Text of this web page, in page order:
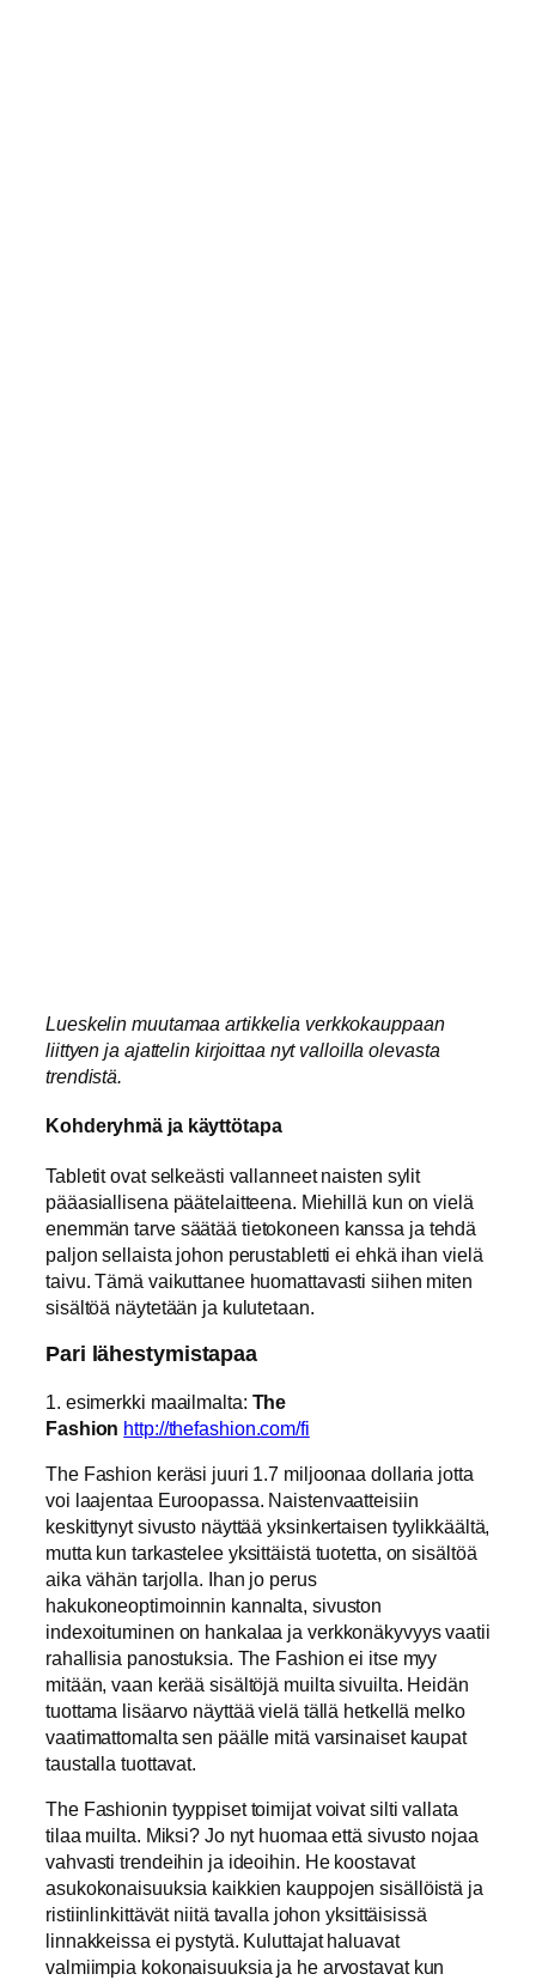
Lueskelin muutamaa artikkelia verkkokauppaan
liittyen ja ajattelin kirjoittaa nyt valloilla olevasta
trendistä.
Kohderyhmä ja käyttötapa
Tabletit ovat selkeästi vallanneet naisten sylit
pääasiallisena päätelaitteena. Miehillä kun on vielä
enemmän tarve säätää tietokoneen kanssa ja tehdä
paljon sellaista johon perustabletti ei ehkä ihan vielä
taivu. Tämä vaikuttanee huomattavasti siihen miten
sisältöä näytetään ja kulutetaan.
Pari lähestymistapaa
1. esimerkki maailmalta: The
Fashion http://thefashion.com/fi
The Fashion keräsi juuri 1.7 miljoonaa dollaria jotta
voi laajentaa Euroopassa. Naistenvaatteisiin
keskittynyt sivusto näyttää yksinkertaisen tyylikkäältä,
mutta kun tarkastelee yksittäistä tuotetta, on sisältöä
aika vähän tarjolla. Ihan jo perus
hakukoneoptimoinnin kannalta, sivuston
indexoituminen on hankalaa ja verkkonäkyvyys vaatii
rahallisia panostuksia. The Fashion ei itse myy
mitään, vaan kerää sisältöjä muilta sivuilta. Heidän
tuottama lisäarvo näyttää vielä tällä hetkellä melko
vaatimattomalta sen päälle mitä varsinaiset kaupat
taustalla tuottavat.
The Fashionin tyyppiset toimijat voivat silti vallata
tilaa muilta. Miksi? Jo nyt huomaa että sivusto nojaa
vahvasti trendeihin ja ideoihin. He koostavat
asukokonaisuuksia kaikkien kauppojen sisällöistä ja
ristiinlinkittävät niitä tavalla johon yksittäisissä
linnakkeissa ei pystytä. Kuluttajat haluavat
valmiimpia kokonaisuuksia ja he arvostavat kun